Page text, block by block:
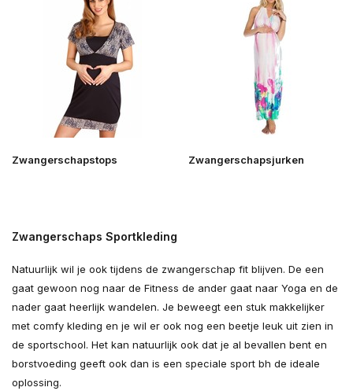
Zwangerschapstops Zwangerschapsjurken
Zwangerschaps Sportkleding
Natuurlijk wil je ook tijdens de zwangerschap fit blijven. De een
gaat gewoon nog naar de Fitness de ander gaat naar Yoga en de
nader gaat heerlijk wandelen. Je beweegt een stuk makkelijker
met comfy kleding en je wil er ook nog een beetje leuk uit zien in
de sportschool. Het kan natuurlijk ook dat je al bevallen bent en
borstvoeding geeft ook dan is een speciale sport bh de ideale
oplossing.